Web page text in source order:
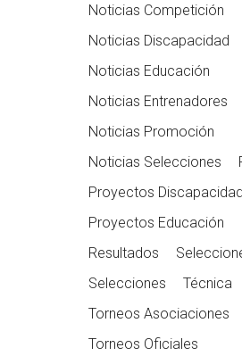
Noticias Competición
Noticias Discapacidad
Noticias Educación
Noticias Entrenadores
Noticias Promoción
Noticias Selecciones
Proyectos Discapacidad
Proyectos Educación
Resultados
Selecciones
Técnica
Torneos Asociaciones
Torneos Oficiales